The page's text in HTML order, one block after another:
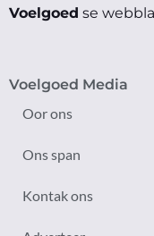
Voelgoed se
Voelgoed Media
Oor ons
Ons span
Kontak ons